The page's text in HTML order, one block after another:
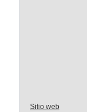
Sitio web